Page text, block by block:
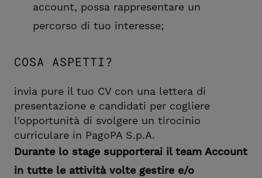
account, possa rappresentare un
percorso di tuo interesse;
COSA ASPETTI?
invia pure il tuo CV con una lettera di
presentazione e candidati per cogliere
l’opportunità di svolgere un tirocinio
curriculare in PagoPA S.p.A.
Durante lo stage supporterai il team Account
in tutte le attività volte gestire e/o